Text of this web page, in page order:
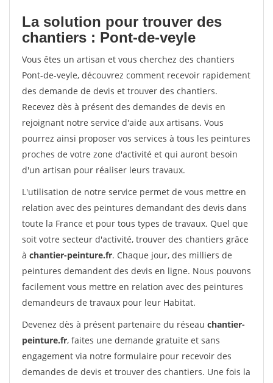
La solution pour trouver des
chantiers : Pont-de-veyle
Vous êtes un artisan et vous cherchez des chantiers
Pont-de-veyle, découvrez comment recevoir rapidement
des demande de devis et trouver des chantiers.
Recevez dès à présent des demandes de devis en
rejoignant notre service d'aide aux artisans. Vous
pourrez ainsi proposer vos services à tous les peintures
proches de votre zone d'activité et qui auront besoin
d'un artisan pour réaliser leurs travaux.
L'utilisation de notre service permet de vous mettre en
relation avec des peintures demandant des devis dans
toute la France et pour tous types de travaux. Quel que
soit votre secteur d'activité, trouver des chantiers grâce
à chantier-peinture.fr. Chaque jour, des milliers de
peintures demandent des devis en ligne. Nous pouvons
facilement vous mettre en relation avec des peintures
demandeurs de travaux pour leur Habitat.
Devenez dès à présent partenaire du réseau chantier-
peinture.fr, faites une demande gratuite et sans
engagement via notre formulaire pour recevoir des
demandes de devis et trouver des chantiers. Une fois la